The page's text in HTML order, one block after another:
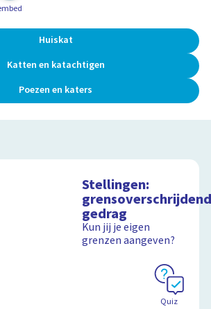
Huiskat
Katten en katachtigen
Poezen en katers
Stellingen:
gedrag
Kun jij je eigen
grenzen aangeven?
Quiz